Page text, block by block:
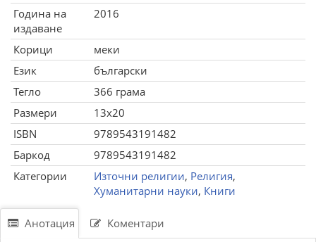
Година на
издаване
2016
Корици
меки
Език
български
Тегло
366 грама
Размери
13x20
ISBN
9789543191482
Баркод
9789543191482
Категории
Източни религии, Религия,
Хуманитарни науки, Книги
Анотация Коментари